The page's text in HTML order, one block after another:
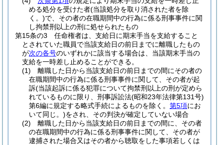
める処分を受けた者(当該処分を取り消された者を除
く。)で、その者の在職期間中の行為に係る刑事事件に関
し拘禁刑以上の刑に処せられたもの
第15条の3
任命権者は、支給日に期末手当を支給すること
とされていた職員で当該支給日の前日までに離職したもの
が次の各号のいずれかに該当する場合は、当該期末手当の
支給を一時差し止めることができる。
(1)
離職した日から当該支給日の前日までの間にその者の
在職期間中の行為に係る刑事事件に関して、その者が起
訴(当該起訴に係る犯罪について拘禁刑以上の刑が定めら
れているものに限り、刑事訴訟法(昭和23年法律第131号)
第6編に規定する略式手続によるものを除く。 第5項にお
いて同じ。)をされ、その判決が確定していない場合
(2)
離職した日から当該支給日の前日までの間に、その者
の在職期間中の行為に係る刑事事件に関して、その者が
逮捕された場合又はその者から聴取をした事項若しくは